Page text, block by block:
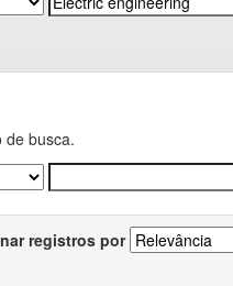
de busca.
registros por